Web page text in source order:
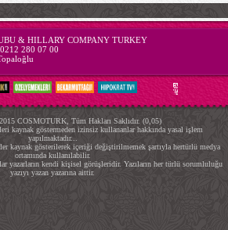
& HILLARY COMPANY TURKEY
0212 280 07 00
COSMOTURK, Tüm Hakları Saklıdır. (0,05)
kaynak göstermeden izinsiz kullananlar hakkında yasal işlem
yapılmaktadır...
kaynak gösterilerek içeriği değiştirilmemek şartıyla hertürlü medya
ortamında kullanılabilir.
yazarların kendi kişisel görüşleridir. Yazıların her türlü sorumluluğu
yazıyı yazan yazarına aittir.